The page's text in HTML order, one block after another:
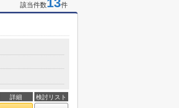
該当件数 件
詳細 検討リスト